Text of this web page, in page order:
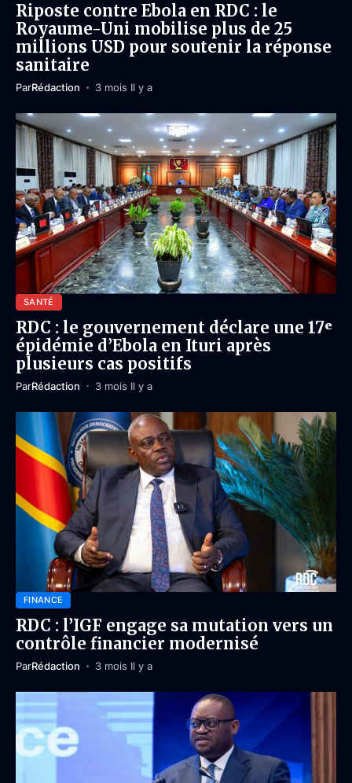
Riposte contre Ebola en RDC : le
Royaume-Uni mobilise plus de 25
millions USD pour soutenir la réponse
sanitaire
ParRédaction 3 mois Il y a
SANTÉ
RDC : le gouvernement déclare une 17ᵉ
épidémie d’Ebola en Ituri après
plusieurs cas positifs
ParRédaction 3 mois Il y a
FINANCE
RDC : l’IGF engage sa mutation vers un
contrôle financier modernisé
ParRédaction 3 mois Il y a